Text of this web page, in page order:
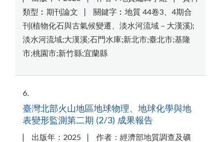
類型︰期刊論文
關鍵字︰地質 44卷3、4期合
刊(植物化石與古氣候變遷、淡水河流域－大漢溪);
淡水河流域;大漢溪;石門水庫;新北市;臺北市;基隆
市;桃園市;新竹縣;宜蘭縣
6
臺灣北部火山地區地球物理、地球化學與地
表變形監測第二期 (2/3) 成果報告
出版年：2025
作者：經濟部地質調查及礦